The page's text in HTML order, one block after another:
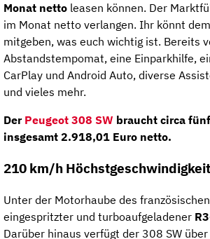
Monat netto leasen können. Der
im Monat netto verlangen. Ihr könnt dem
mitgeben, was euch wichtig ist. Bereits
Abstandstempomat, eine Einparkhilfe,
CarPlay und Android Auto, diverse
und vieles mehr.
Der Peugeot 308 SW braucht circa
insgesamt 2.918,01 Euro netto.
210 km/h Höchstgeschwindigkeit
Unter der Motorhaube des französischen
eingespritzter und turboaufgeladener
Darüber hinaus verfügt der 308 SW über